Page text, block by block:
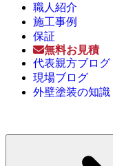
職人紹介
施工事例
保証
無料お見積
代表親方ブログ
現場ブログ
外壁塗装の知識